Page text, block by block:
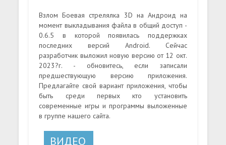
Взлом Боевая стрелялка 3D на Андроид на
момент выкладывания файла в общий доступ -
0.6.5 в которой появилась поддержках
последних версий Android. Сейчас
разработчик выложил новую версию от 12 окт.
2023?г. - обновитесь, если записали
предшествующую версию приложения.
Предлагайте свой вариант приложения, чтобы
быть среди первых кто установить
современные игры и программы выложенные
в группе нашего сайта.
ВИДЕО